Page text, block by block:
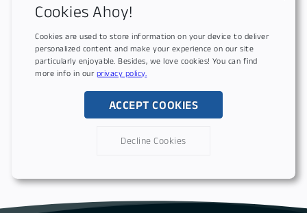
Wenzstr. 1a
95138 Bad Steben
GOOGLE MAPS AUFRUFEN
ROUTE BERECHNEN
Cookies Ahoy!
Cookies are used to store information on your device to deliver
personalized content and make your experience on our site
particularly enjoyable. Besides, we love cookies! You can find
more info in our privacy policy.
Decline Cookies
ACCEPT COOKIES